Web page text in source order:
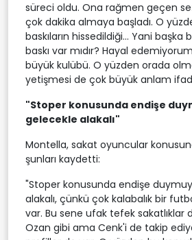
süreci oldu. Ona rağmen geçen
çok dakika almaya başladı. O
baskıların hissedildiği... Yani
baskı var mıdır? Hayal
büyük kulübü. O yüzden orada
yetişmesi de çok büyük anlam
"Stoper konusunda endişe
gelecekle alakalı"
Montella, sakat oyuncular
şunları kaydetti:
"Stoper konusunda endişe
alakalı, çünkü çok kalabalık bir
var. Bu sene ufak tefek sakatlıklar
Ozan gibi ama Cenk'i de takip